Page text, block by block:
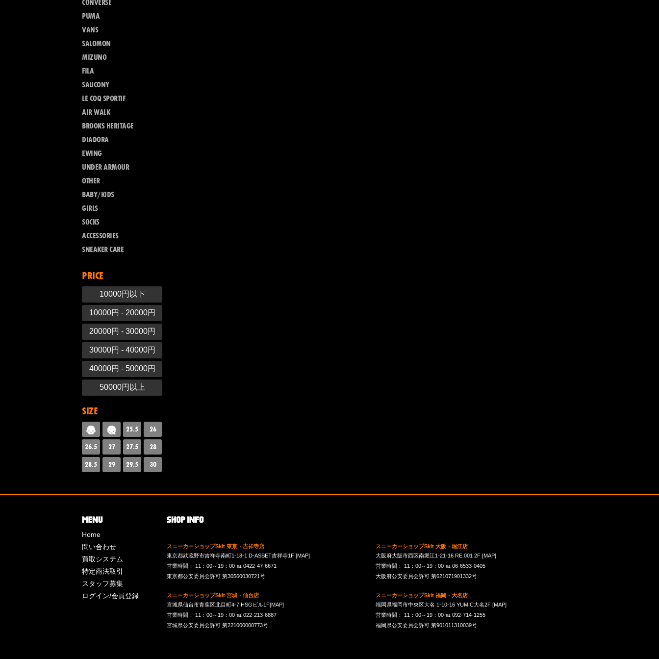
CONVERSE
PUMA
VANS
SALOMON
MIZUNO
FILA
SAUCONY
LE COQ SPORTIF
AIR WALK
BROOKS HERITAGE
DIADORA
EWING
UNDER ARMOUR
OTHER
BABY/KIDS
GIRLS
SOCKS
ACCESSORIES
SNEAKER CARE
PRICE
10000円以下
10000円 - 20000円
20000円 - 30000円
30000円 - 40000円
40000円 - 50000円
50000円以上
SIZE
25.5
26
26.5
27 27.5
28
28.5
29 29.5 30
Home
問い合わせ
買取システム
特定商法取引
スタッフ募集
ログイン/会員登録
スニーカーショップSkit 東京・吉祥寺店
東京都武蔵野市吉祥寺南町1-18-1 D-ASSET吉祥寺1F [MAP]
営業時間： 11：00～19：00 ℡ 0422-47-6671
東京都公安委員会許可 第30560030721号
スニーカーショップSkit 大阪・堀江店
大阪府大阪市西区南堀江1-21-16 RE:001 2F [MAP]
営業時間： 11：00～19：00 ℡ 06-6533-0405
大阪府公安委員会許可 第621071901332号
スニーカーショップSkit 宮城・仙台店
宮城県仙台市青葉区北目町4-7 HSGビル1F[MAP]
営業時間： 11：00～19：00 ℡ 022-213-6887
宮城県公安委員会許可 第221000000773号
スニーカーショップSkit 福岡・大名店
福岡県福岡市中央区大名 1-10-16 YUMIC大名2F [MAP]
営業時間： 11：00～19：00 ℡ 092-714-1255
福岡県公安委員会許可 第901011310039号